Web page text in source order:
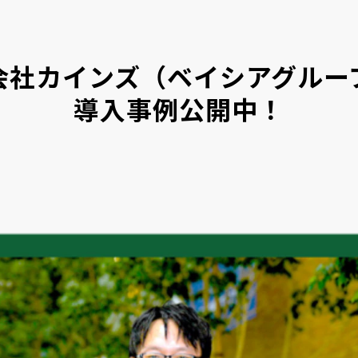
社カインズ（ベイシアグルー
導入事例公開中！